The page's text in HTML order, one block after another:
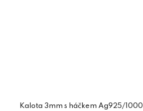
Kalota 3mm s háčkem Ag925/1000